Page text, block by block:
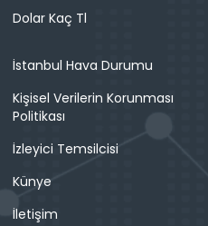
Dolar Kaç Tl
İstanbul Hava Durumu
Kişisel Verilerin Korunması
Politikası
İzleyici Temsilcisi
Künye
İletişim